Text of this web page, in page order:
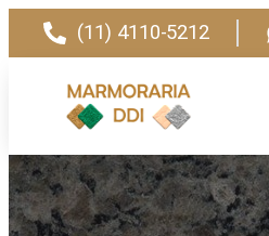
(11) 4110-5212